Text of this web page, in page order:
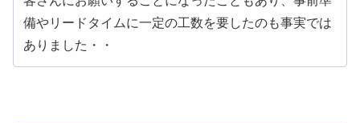
備やリードタイムに一定の工数を要したのも事実では
ありました・・